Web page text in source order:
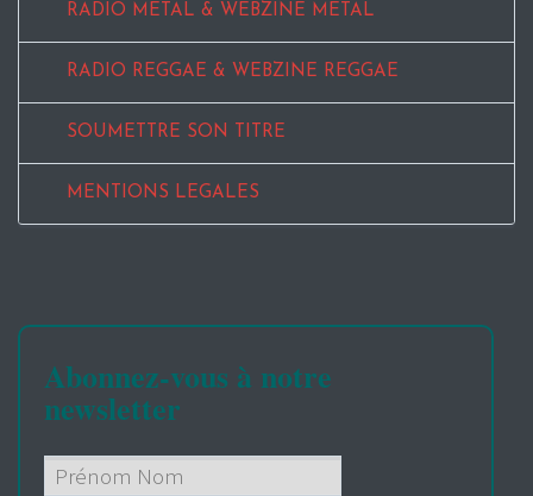
RADIO METAL & WEBZINE METAL
RADIO REGGAE & WEBZINE REGGAE
SOUMETTRE SON TITRE
MENTIONS LEGALES
Abonnez-vous à notre
newsletter